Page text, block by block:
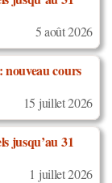
5 août 2026
nouveau cours
15 juillet 2026
jusqu’au 31
1 juillet 2026